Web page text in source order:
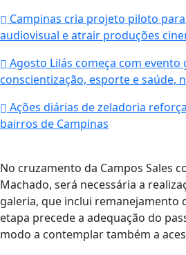
Campinas cria projeto piloto
audiovisual e atrair produções
Agosto Lilás começa com
conscientização, esporte e saúde,
Ações diárias de zeladoria
bairros de Campinas
No cruzamento da Campos Sales
Machado, será necessária a
galeria, que inclui remanejamento
etapa precede a adequação do
modo a contemplar também a